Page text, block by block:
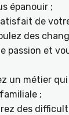
épanouir ;
de
des
passion et
un métier
;
des